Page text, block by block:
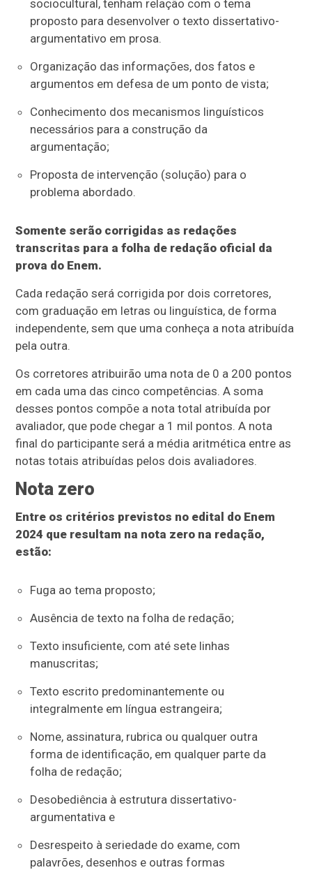
sociocultural, tenham relação com o tema
proposto para desenvolver o texto dissertativo-
argumentativo em prosa.
Organização das informações, dos fatos e
argumentos em defesa de um ponto de vista;
Conhecimento dos mecanismos linguísticos
necessários para a construção da
argumentação;
Proposta de intervenção (solução) para o
problema abordado.
Somente serão corrigidas as redações
transcritas para a folha de redação oficial da
prova do Enem.
Cada redação será corrigida por dois corretores,
com graduação em letras ou linguística, de forma
independente, sem que uma conheça a nota atribuída
pela outra.
Os corretores atribuirão uma nota de 0 a 200 pontos
em cada uma das cinco competências. A soma
desses pontos compõe a nota total atribuída por
avaliador, que pode chegar a 1 mil pontos. A nota
final do participante será a média aritmética entre as
notas totais atribuídas pelos dois avaliadores.
Nota zero
Entre os critérios previstos no edital do Enem
2024 que resultam na nota zero na redação,
estão:
Fuga ao tema proposto;
Ausência de texto na folha de redação;
Texto insuficiente, com até sete linhas
manuscritas;
Texto escrito predominantemente ou
integralmente em língua estrangeira;
Nome, assinatura, rubrica ou qualquer outra
forma de identificação, em qualquer parte da
folha de redação;
Desobediência à estrutura dissertativo-
argumentativa e
Desrespeito à seriedade do exame, com
palavrões, desenhos e outras formas